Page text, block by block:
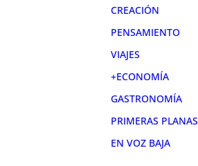
CREACIÓN
PENSAMIENTO
VIAJES
+ECONOMÍA
GASTRONOMÍA
PRIMERAS PLANAS
EN VOZ BAJA